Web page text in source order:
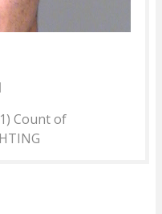
Count of